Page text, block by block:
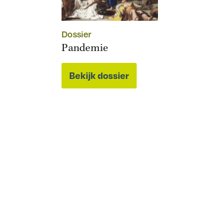
Dossier
Pandemie
Bekijk dossier